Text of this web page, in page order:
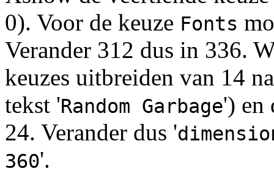
0). Voor de keuze Fonts
Verander 312 dus in 336.
keuzes uitbreiden van 14
tekst 'Random Garbage') en
24. Verander dus '
360'.